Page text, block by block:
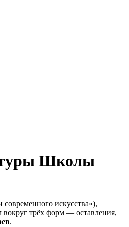
Школы
современного искусства»),
трёх форм — оставления,
.